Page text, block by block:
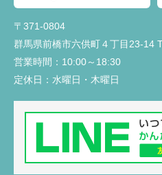
〒371-0804
群馬県前橋市六供町４丁目23‐14
営業時間： 10:00～18:30
定休日： 水曜日・木曜日